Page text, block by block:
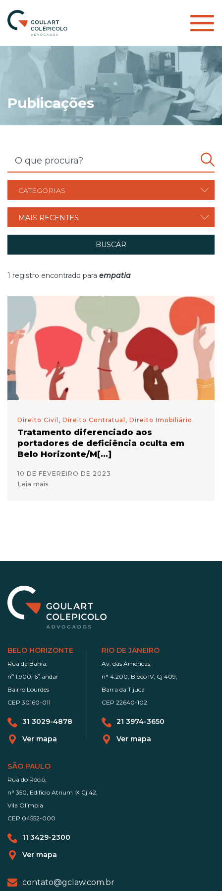
Publicações
CATEGORIAS
MAIS RECENTES
BUSCAR
1 registro encontrado para empatia
Direito Civil , Direito Contratual , Direito Imobiliário
Tratamento diferenciado aos
portadores de deficiência oculta em
Belo Horizonte/M[...]
10 DE FEVEREIRO DE 2023
Leia mais
BELO HORIZONTE
Rua da Bahia,
nº 1.900, 6º andar
Bairro Lourdes
CEP 30160-011
31 3029-4878
Ver mapa
RIO DE JANEIRO
Av. das Américas,
n° 4.200, Bloco IV, Cj 409,
Barra da Tijuca
CEP 22640-102
21 3974-3650
Ver mapa
SÃO PAULO
Rua do Rócio,
n° 350, Edifício Atrium IX Cj 42,
Vila Olímpia
CEP 04552-000
11 3429-2300
Ver mapa
contato@gclaw.com.br